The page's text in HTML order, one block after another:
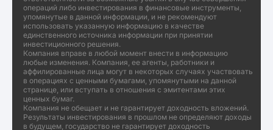
операций либо инвестирования в финансовые инструменты,
упомянутые в данной информации, и не рекомендуют
использовать указанную информацию в качестве
единственного источника информации при принятии
инвестиционного решения.
Компания вправе в любой момент внести в информацию
любые изменения. Компания, ее агенты, работники и
аффилированные лица могут в некоторых случаях участвовать
в операциях с ценными бумагами, упомянутыми на данной
странице, или вступать в отношения с эмитентами этих
ценных бумаг.
Компания не обещает и не гарантирует доходность вложений.
Результаты инвестирования в прошлом не определяют доходы
в будущем, государство не гарантирует доходность